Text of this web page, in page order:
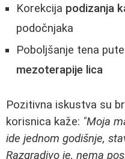
Korekcija podizanja
podočnjaka
Poboljšanje tena
mezoterapije lica
Pozitivna iskustva su
korisnica kaže: "Moja
ide jednom godišnje,
Razgradivo je, nema